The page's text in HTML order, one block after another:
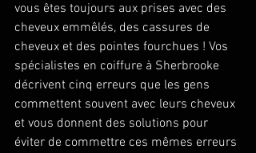
vous êtes toujours aux prises avec des
cheveux emmêlés, des cassures de
cheveux et des pointes fourchues ! Vos
spécialistes en coiffure à Sherbrooke
décrivent cinq erreurs que les gens
commettent souvent avec leurs cheveux
et vous donnent des solutions pour
éviter de commettre ces mêmes erreurs